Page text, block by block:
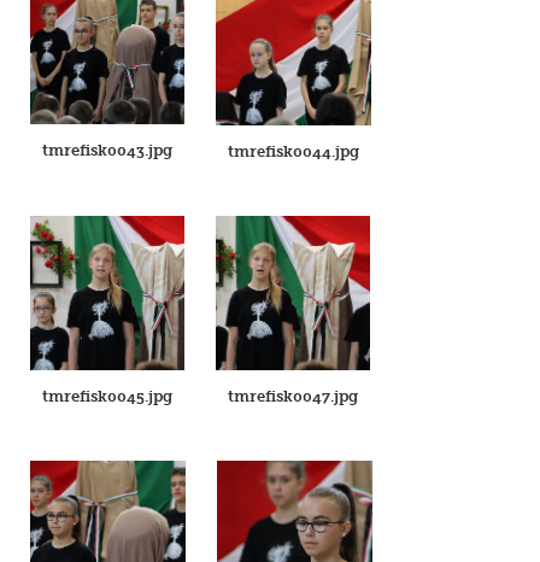
tmrefisk0043.jpg tmrefisk0044.jpg
tmrefisk0045.jpg tmrefisk0047.jpg